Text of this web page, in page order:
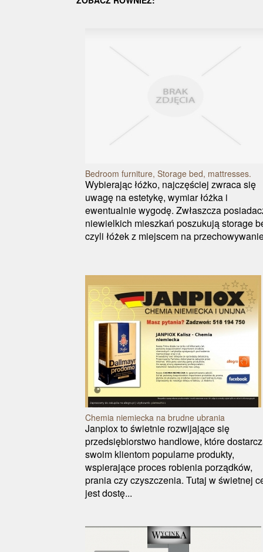
Bedroom furniture, Storage bed, mattresses.
Wybierając łóżko, najczęściej zwraca się
uwagę na estetykę, wymiar łóżka i
ewentualnie wygodę. Zwłaszcza
niewielkich mieszkań poszukują storage
czyli łóżek z miejscem na
Chemia niemiecka na brudne ubrania
Janpiox to świetnie rozwijające się
przedsiębiorstwo handlowe, które
swoim klientom popularne produkty,
wspierające proces robienia porządków,
prania czy czyszczenia. Tutaj w świetnej
jest dostę...